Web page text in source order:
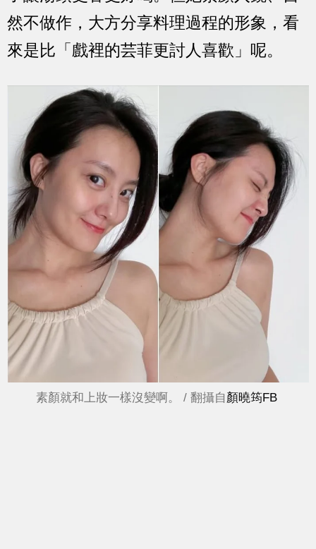
然不做作，大方分享料理過程的形象，看
來是比「戲裡的芸菲更討人喜歡」呢。
素顏就和上妝一樣沒變啊。 / 翻攝自 顏曉筠FB